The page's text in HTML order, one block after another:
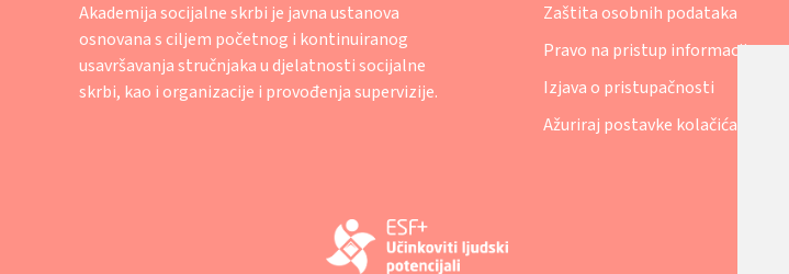
Akademija socijalne skrbi je javna ustanova
osnovana s ciljem početnog i kontinuiranog
usavršavanja stručnjaka u djelatnosti socijalne
skrbi, kao i organizacije i provođenja supervizije.
Zaštita osobnih podataka
Pravo na pristup informacijama
Izjava o pristupačnosti
Ažuriraj postavke kolačića